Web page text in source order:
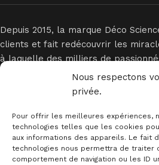
Nous respectons
privée.
Pour offrir les meilleures expériences,
technologies telles que les cookies
aux informations des appareils. Le fait
technologies nous permettra de traiter
comportement de navigation ou les ID
Depuis 2015, la marque Déco
clients et fait redécouvrir les
à laquelle des milliers de
INFORMATIONS